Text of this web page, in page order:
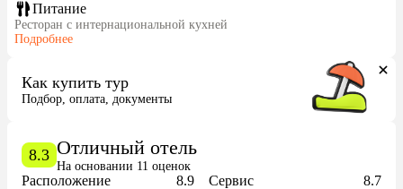
Питание
Ресторан с интернациональной кухней
Подробнее
Как купить тур
Подбор, оплата, документы
8.3 Отличный отель
На основании 11 оценок
Расположение 8.9 Сервис 8.7